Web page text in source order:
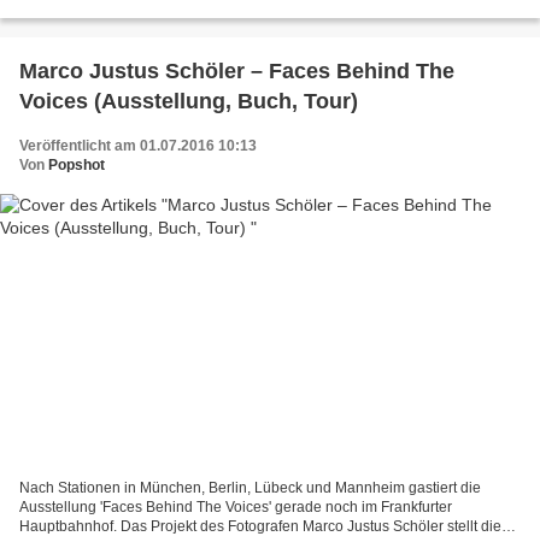
Marco Justus Schöler – Faces Behind The
Voices (Ausstellung, Buch, Tour)
Veröffentlicht am 01.07.2016 10:13
Von Popshot
Nach Stationen in München, Berlin, Lübeck und Mannheim gastiert die
Ausstellung 'Faces Behind The Voices' gerade noch im Frankfurter
Hauptbahnhof. Das Projekt des Fotografen Marco Justus Schöler stellt die